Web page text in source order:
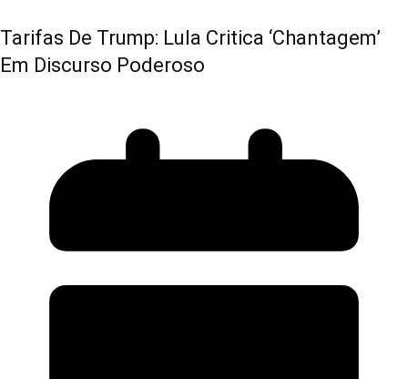
Tarifas De Trump: Lula Critica ‘chantagem’
Em Discurso Poderoso